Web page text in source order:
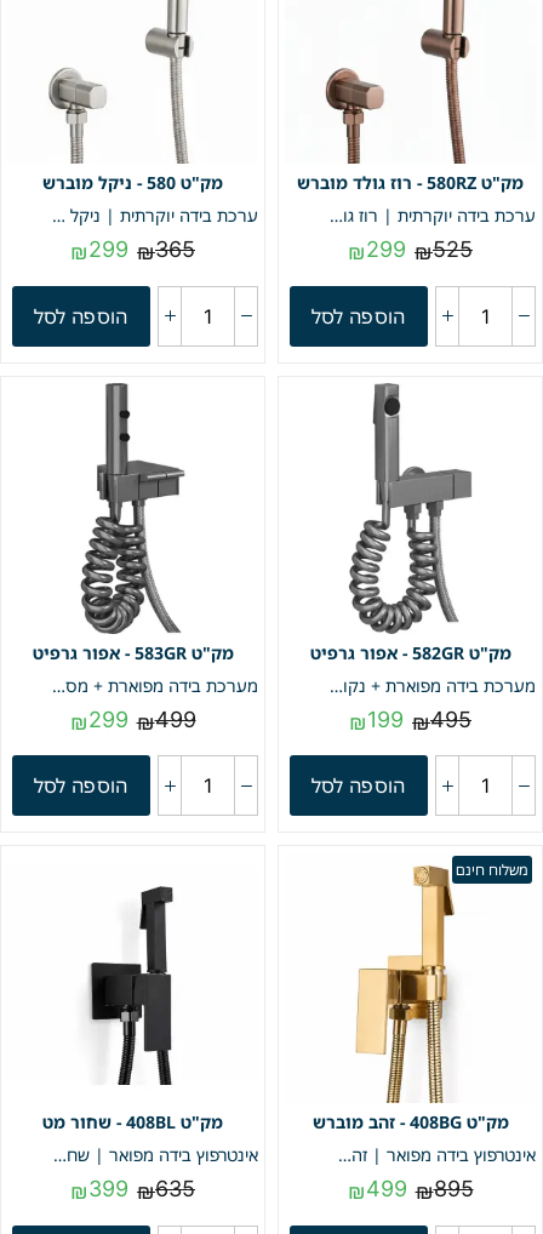
580RZ - רוז גולד מוברש
ערכת בידה יוקרתית | רוז גולד מוברש | מק"ט 580RZ
₪525
₪299
הוספה לסל
580 - ניקל מוברש
ערכת בידה יוקרתית | ניקל מוברש | מק"ט 580BN
₪365
₪299
הוספה לסל
582GR - אפור גרפיט
מערכת בידה מפוארת + נקודת מים נוספת | אפור גרפיט | מק"ט 582GR
₪495
₪199
הוספה לסל
583GR - אפור גרפיט
מערכת בידה מפוארת + מסוט אסלה כפול "פסנתר" | אפור גרפיט | מק"ט 583GR
₪499
₪299
הוספה לסל
משלוח חינם
408BG - זהב מוברש
אינטרפוץ בידה מפואר | זהב מוברש | מק"ט 408BG
₪895
₪499
408BL - שחור מט
אינטרפוץ בידה מפואר | שחור מט | מק"ט 408BL
₪635
₪399